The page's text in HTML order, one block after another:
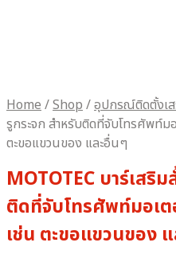
Home/Shop/อุปกรณ์ติดตั้งเ
รูกระจก สำหรับติดที่จับโทรศัพท์ม
ตะขอแขวนของ และอื่นๆ
MOTOTEC บาร์เสริ
ติดที่จับโทรศัพท์มอเ
เช่น ตะขอแขวนของ